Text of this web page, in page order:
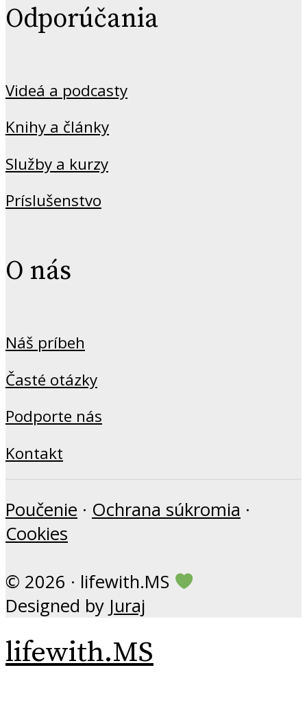
Odporúčania
Videá a podcasty
Knihy a články
Služby a kurzy
Príslušenstvo
O nás
Náš príbeh
Časté otázky
Podporte nás
Kontakt
Poučenie · Ochrana súkromia ·
Cookies
© 2026 · lifewith.MS
Designed by Juraj
lifewith.MS